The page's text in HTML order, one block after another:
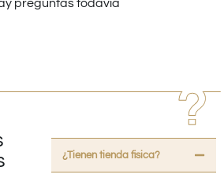
preguntas todavía
¿Tienen tienda fisica?